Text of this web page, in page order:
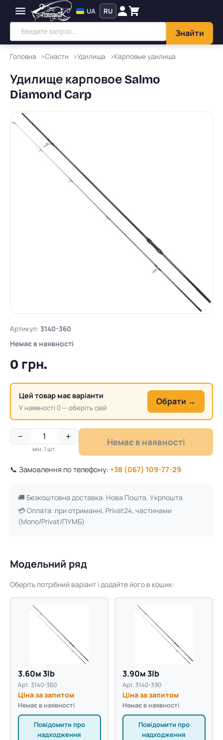
Знайти
UA RU
Головна Снасти Удилища Карповые удилища
Удилище карповое Salmo
Diamond Carp
Артикул: 3140-360
Немає в наявності
0 грн.
Цей товар має варіанти
У наявності 0 — оберіть свій
Обрати →
− +
мін. 1 шт.
Немає в наявності
📞 Замовлення по телефону: +38 (067) 109-77-29
🚚 Безкоштовна доставка: Нова Пошта, Укрпошта
💳 Оплата: при отриманні, Privat24, частинами
(Mono/Privat/ПУМБ)
Модельний ряд
Оберіть потрібний варіант і додайте його в кошик:
3.60м 3lb
Арт. 3140-360
Ціна за запитом
Немає в наявності
Повідомити про
надходження
3.90м 3lb
Арт. 3140-390
Ціна за запитом
Немає в наявності
Повідомити про
надходження